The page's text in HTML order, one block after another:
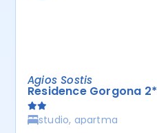
Agios Sostis
Residence Gorgona 2*
studio, apartma